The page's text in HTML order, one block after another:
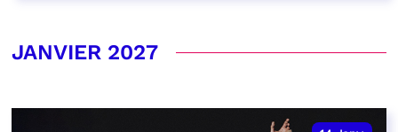
JANVIER 2027